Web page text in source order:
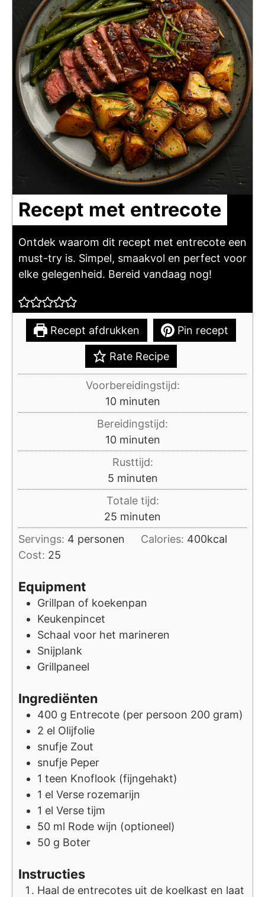
Recept met entrecote
Ontdek waarom dit recept met entrecote een
must-try is. Simpel, smaakvol en perfect voor
elke gelegenheid. Bereid vandaag nog!
Recept afdrukken Pin recept
Rate Recipe
Voorbereidingstijd:
10minuten
minuten
Bereidingstijd:
10minuten
minuten
Rusttijd:
5minuten
minuten
Totale tijd:
25 minuten
minuten
Servings: 4 personen Calories: 400kcal
Cost: 25
Equipment
Grillpan of koekenpan
Keukenpincet
Schaal voor het marineren
Snijplank
Grillpaneel
Ingrediënten
400 g Entrecote (per persoon 200 gram)
2 el Olijfolie
snufje Zout
snufje Peper
1 teen Knoflook (fijngehakt)
1 el Verse rozemarijn
1 el Verse tijm
50 ml Rode wijn (optioneel)
50 g Boter
Instructies
Haal de entrecotes uit de koelkast en laat